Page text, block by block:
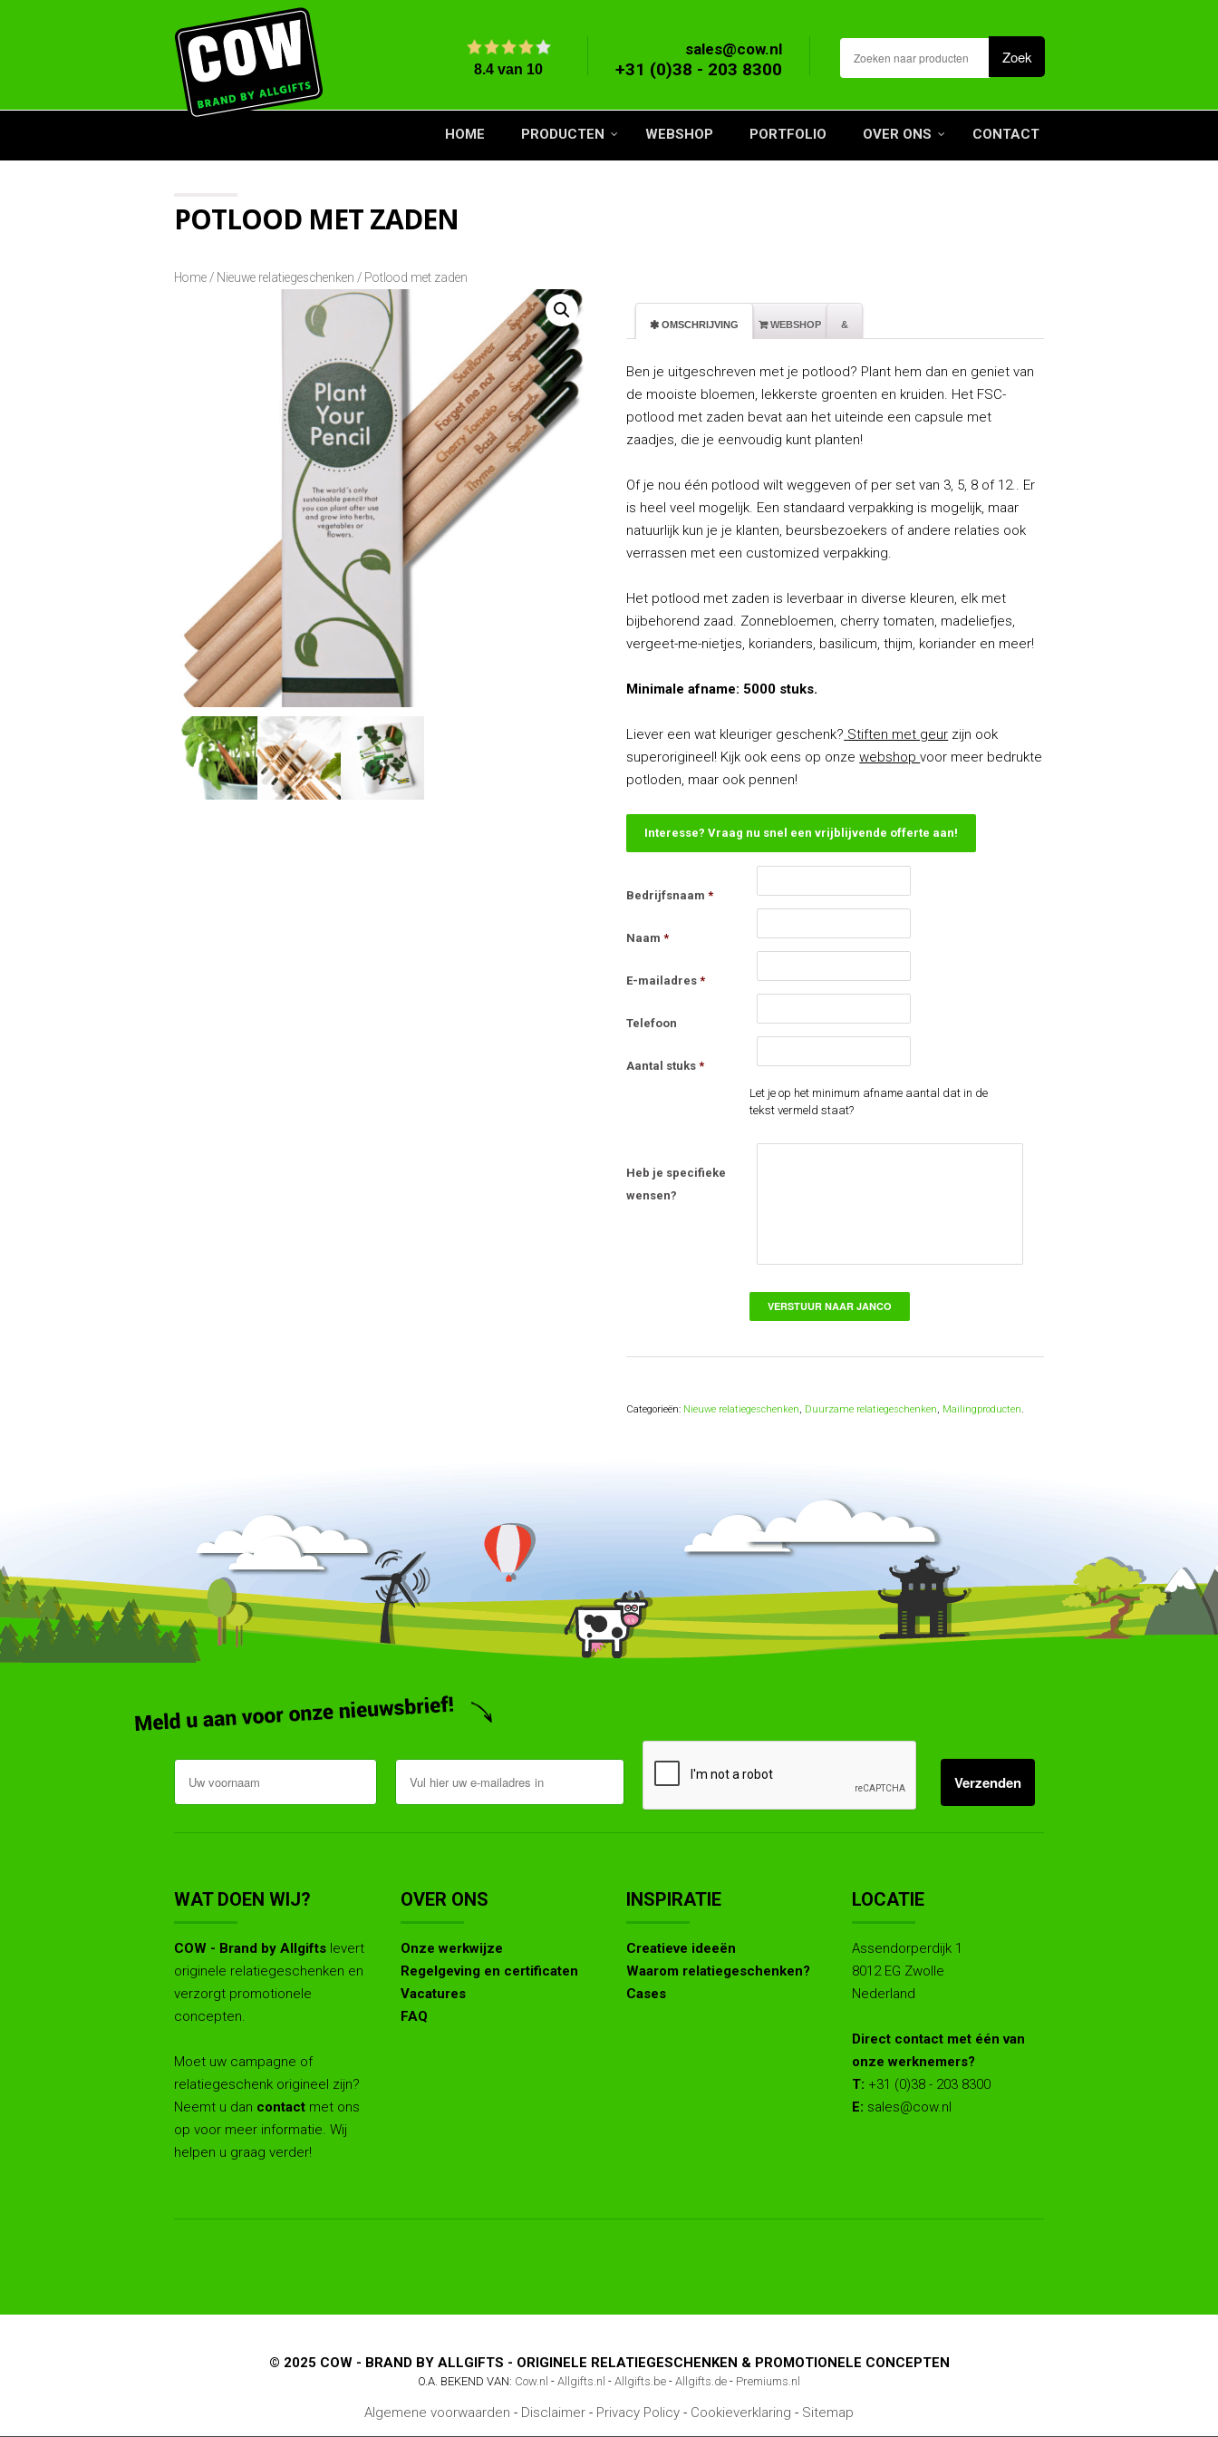
sales@cow.nl
+31 (0)38 - 203 8300
HOME PRODUCTEN WEBSHOP PORTFOLIO OVER ONS CONTACT
POTLOOD MET ZADEN
Home / Nieuwe relatiegeschenken / Potlood met zaden
 OMSCHRIJVING  WEBSHOP &
Ben je uitgeschreven met je potlood? Plant hem dan en geniet van
de mooiste bloemen, lekkerste groenten en kruiden. Het FSC-
potlood met zaden bevat aan het uiteinde een capsule met
zaadjes, die je eenvoudig kunt planten!
Of je nou één potlood wilt weggeven of per set van 3, 5, 8 of 12.. Er
is heel veel mogelijk. Een standaard verpakking is mogelijk, maar
natuurlijk kun je je klanten, beursbezoekers of andere relaties ook
verrassen met een customized verpakking.
Het potlood met zaden is leverbaar in diverse kleuren, elk met
bijbehorend zaad. Zonnebloemen, cherry tomaten, madeliefjes,
vergeet-me-nietjes, korianders, basilicum, thijm, koriander en meer!
Minimale afname: 5000 stuks.
Liever een wat kleuriger geschenk? Stiften met geur zijn ook
superorigineel! Kijk ook eens op onzewebshopvoor meer bedrukte
potloden, maar ook pennen!
Interesse? Vraag nu snel een vrijblijvende offerte aan!
Bedrijfsnaam *
Naam *
E-mailadres *
Telefoon
Aantal stuks *
Let je op het minimum afname aantal dat in de
tekst vermeld staat?
Heb je specifieke
wensen?
Categorieën: Nieuwe relatiegeschenken, Duurzame relatiegeschenken, Mailingproducten.
WAT DOEN WIJ?
COW - Brand by Allgifts levert
originele relatiegeschenken en
verzorgt promotionele
concepten.
Moet uw campagne of
relatiegeschenk origineel zijn?
Neemt u dan contact met ons
op voor meer informatie. Wij
helpen u graag verder!
OVER ONS
Onze werkwijze
Regelgeving en certificaten
Vacatures
FAQ
INSPIRATIE
Creatieve ideeën
Waarom relatiegeschenken?
Cases
LOCATIE
Assendorperdijk 1
8012 EG Zwolle
Nederland
Direct contact met één van
onze werknemers?
T: +31 (0)38 - 203 8300
E: sales@cow.nl
© 2025 COW - BRAND BY ALLGIFTS - ORIGINELE RELATIEGESCHENKEN & PROMOTIONELE CONCEPTEN
O.A. BEKEND VAN: Cow.nl - Allgifts.nl - Allgifts.be - Allgifts.de - Premiums.nl
Algemene voorwaarden - Disclaimer - Privacy Policy - Cookieverklaring - Sitemap